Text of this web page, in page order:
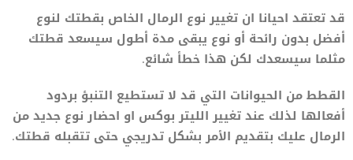
قد تعتقد احيانا ان تغيير نوع الرمال الخاص بقطتك لنوع
أفضل بدون رائحة أو نوع يبقى مدة أطول سيسعد قطتك
مثلما سيسعدك لكن هذا خطأ شائع.
القطط من الحيوانات التي قد لا تستطيع التنبؤ بردود
أفعالها لذلك عند تغيير الليتر بوكس او احضار نوع جديد من
الرمال عليك بتقديم الأمر بشكل تدريجي حتى تتقبله قطتك.